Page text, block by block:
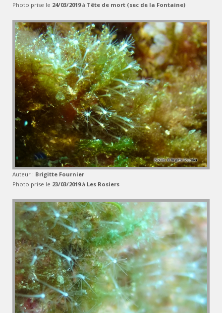
Photo prise le 24/03/2019à Tête de mort (sec de la Fontaine)
Auteur : Brigitte Fournier
Photo prise le 23/03/2019à Les Rosiers